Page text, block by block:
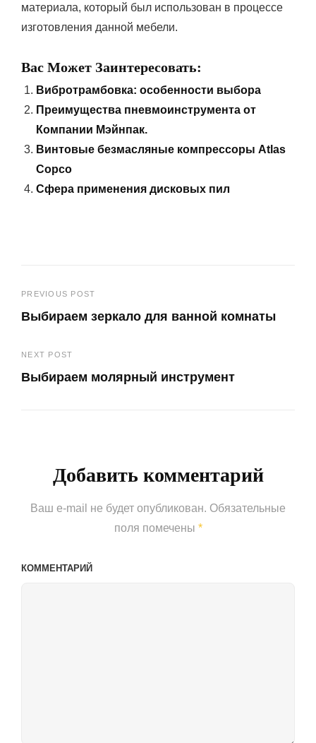
материала, который был использован в процессе
изготовления данной мебели.
Вас Может Заинтересовать:
Вибротрамбовка: особенности выбора
Преимущества пневмоинструмента от
Компании Мэйнпак.
Винтовые безмасляные компрессоры Atlas
Copco
Сфера применения дисковых пил
Навигация
по
записям
PREVIOUS POST
Выбираем зеркало для ванной комнаты
Post
NEXT POST
Выбираем молярный инструмент
Добавить комментарий
Ваш e-mail не будет опубликован. Обязательные
поля помечены *
КОММЕНТАРИЙ